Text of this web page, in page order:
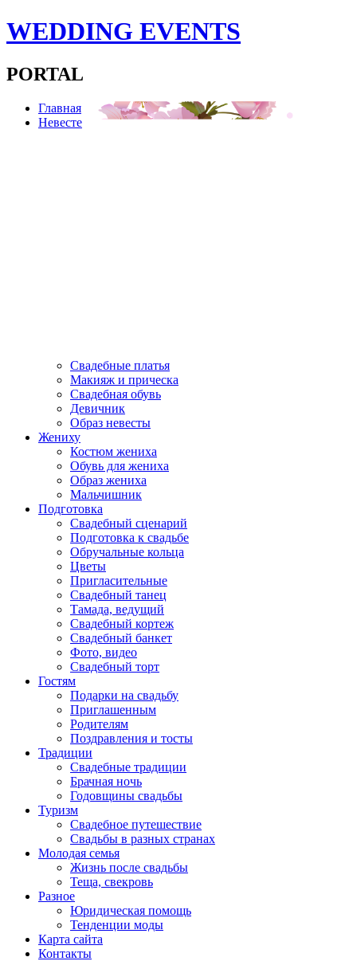
WEDDING EVENTS
PORTAL
Главная
Невесте
Свадебные платья
Макияж и прическа
Свадебная обувь
Девичник
Образ невесты
Жениху
Костюм жениха
Обувь для жениха
Образ жениха
Мальчишник
Подготовка
Свадебный сценарий
Подготовка к свадьбе
Обручальные кольца
Цветы
Пригласительные
Свадебный танец
Тамада, ведущий
Свадебный кортеж
Свадебный банкет
Фото, видео
Свадебный торт
Гостям
Подарки на свадьбу
Приглашенным
Родителям
Поздравления и тосты
Традиции
Свадебные традиции
Брачная ночь
Годовщины свадьбы
Туризм
Свадебное путешествие
Свадьбы в разных странах
Молодая семья
Жизнь после свадьбы
Теща, свекровь
Разное
Юридическая помощь
Тенденции моды
Карта сайта
Контакты